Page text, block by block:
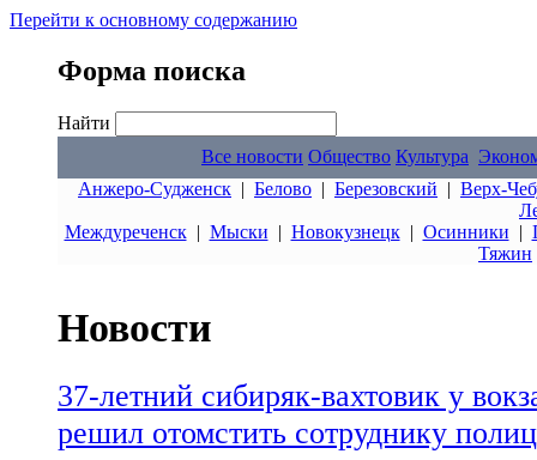
Перейти к основному содержанию
Форма поиска
Найти
Все новости Общество Культура
Анжеро-Судженск | Белово | Березовский | Верх-
Междуреченск| Мыски | Новокузнецк| Осинники |
Тяжин
Новости
37-летний сибиряк-вахтовик у
решил отомстить сотруднику